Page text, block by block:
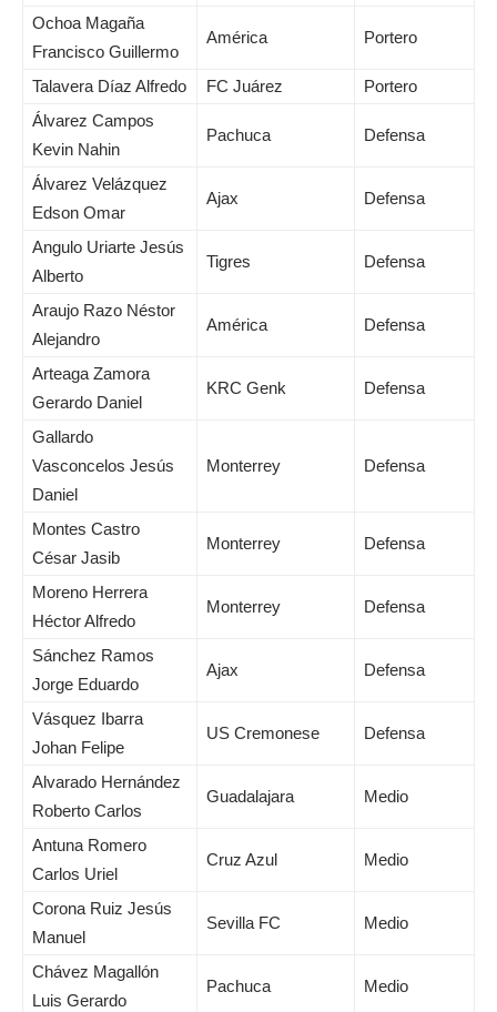
Ochoa Magaña
Francisco Guillermo
América Portero
Talavera Díaz Alfredo FC Juárez
Portero
Álvarez Campos
Kevin Nahin
Pachuca Defensa
Álvarez Velázquez
Edson Omar
Ajax Defensa
Angulo Uriarte Jesús
Alberto
Tigres Defensa
Araujo Razo Néstor
Alejandro
América Defensa
Arteaga Zamora
Gerardo Daniel
KRC Genk Defensa
Gallardo
Vasconcelos Jesús
Daniel
Monterrey Defensa
Montes Castro
César Jasib
Monterrey Defensa
Moreno Herrera
Héctor Alfredo
Monterrey Defensa
Sánchez Ramos
Jorge Eduardo
Ajax Defensa
Vásquez Ibarra
Johan Felipe
US Cremonese Defensa
Alvarado Hernández
Roberto Carlos
Guadalajara Medio
Antuna Romero
Carlos Uriel
Cruz Azul Medio
Corona Ruiz Jesús
Manuel
Sevilla FC Medio
Chávez Magallón
Luis Gerardo
Pachuca Medio